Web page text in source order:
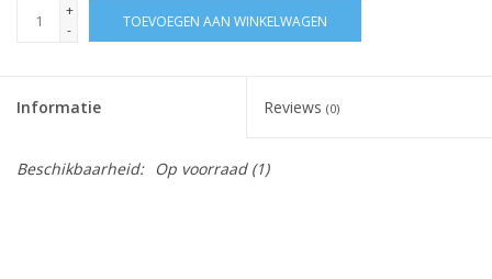
+
-
TOEVOEGEN AAN WINKELWAGEN
Informatie Reviews (0)
Beschikbaarheid: Op voorraad(1)